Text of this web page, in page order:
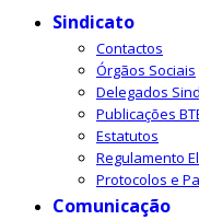
Sindicato
Contactos
Órgãos Sociais
Delegados
Publicações
Estatutos
Regulamento
Protocolos e
Comunicação